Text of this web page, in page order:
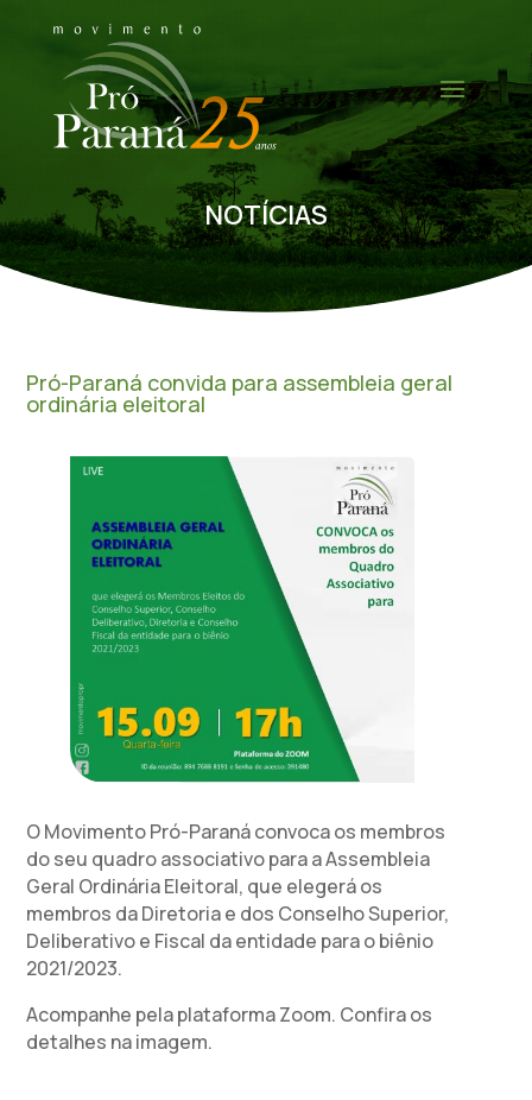
NOTÍCIAS
Pró-Paraná convida para assembleia geral
ordinária eleitoral
O Movimento Pró-Paraná convoca os membros
do seu quadro associativo para a Assembleia
Geral Ordinária Eleitoral, que elegerá os
membros da Diretoria e dos Conselho Superior,
Deliberativo e Fiscal da entidade para o biênio
2021/2023.
Acompanhe pela plataforma Zoom. Confira os
detalhes na imagem.